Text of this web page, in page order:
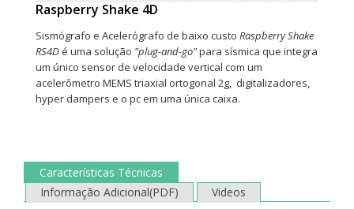
Raspberry Shake 4D
Sismógrafo e Acelerógrafo de baixo custo Raspberry Shake
RS4Dé uma solução "plug-and-go"para sísmica que integra
um único sensor de velocidade vertical com um
acelerômetro MEMS triaxial ortogonal 2g, digitalizadores,
hyper dampers e o pc em uma única caixa.
Características Técnicas
Informação Adicional(PDF)
Videos